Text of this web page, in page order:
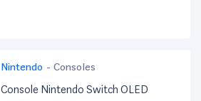
Nintendo - Consoles
Console Nintendo Switch OLED